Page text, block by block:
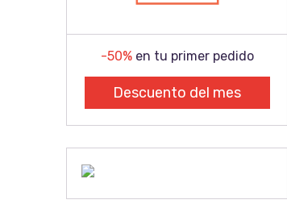
-50%en tu primer pedido
Descuento del mes